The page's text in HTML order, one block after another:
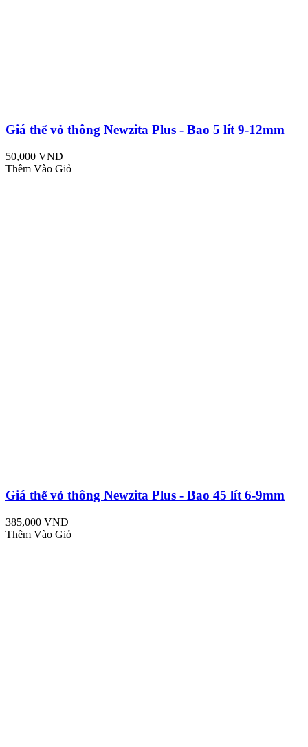
Giá thể vỏ thông Newzita Plus - Bao 5 lít 9-12mm
50,000 VND
Thêm Vào Giỏ
Giá thể vỏ thông Newzita Plus - Bao 45 lít 6-9mm
385,000 VND
Thêm Vào Giỏ